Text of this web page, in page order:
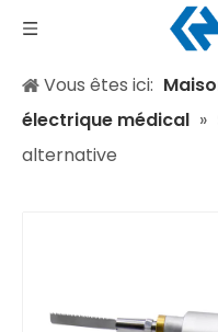
Vous êtes ici:
électrique médical »
alternative